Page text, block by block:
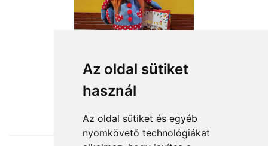
Az oldal sütiket
használ
Az oldal sütiket és egyéb
nyomkövető technológiákat
Cukorfalat
18 360 Ft-tól